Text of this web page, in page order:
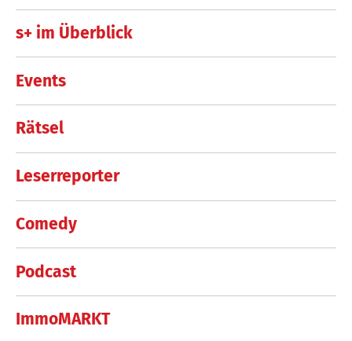
s+ im Überblick
Events
Rätsel
Leserreporter
Comedy
Podcast
ImmoMARKT